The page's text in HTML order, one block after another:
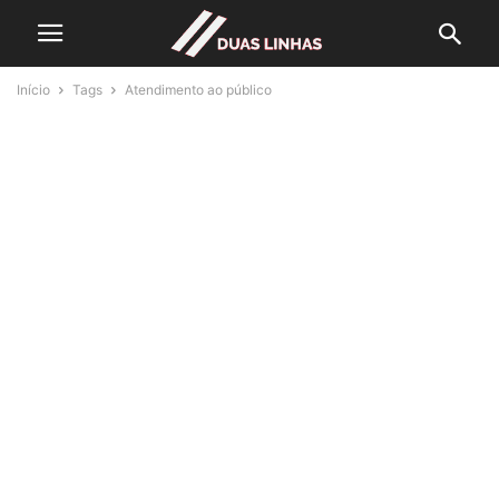
Início Tags Atendimento ao público